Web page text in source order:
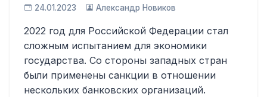
24.01.2023 Александр Новиков
2022 год для Российской Федерации стал
сложным испытанием для экономики
государства. Со стороны западных стран
были применены санкции в отношении
нескольких банковских организаций.